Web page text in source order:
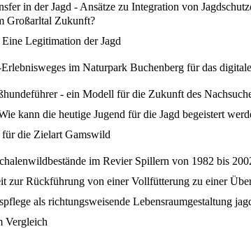
in der Jagd - Ansätze zu Integration von
Großarltal Zukunft?
Legitimation der Jagd
im Naturpark Buchenberg für das
- ein Modell für die Zukunft des
kann die heutige Jugend für die Jagd begeistert
die Zielart Gamswild
im Revier Spillern von 1982 bis
zur Rückführung von einer Vollfütterung zu einer
als richtungsweisende Lebensraumgestaltung
Vergleich